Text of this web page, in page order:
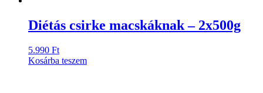
Diétás csirke macskáknak – 2x500g
5.990 Ft
Kosárba teszem